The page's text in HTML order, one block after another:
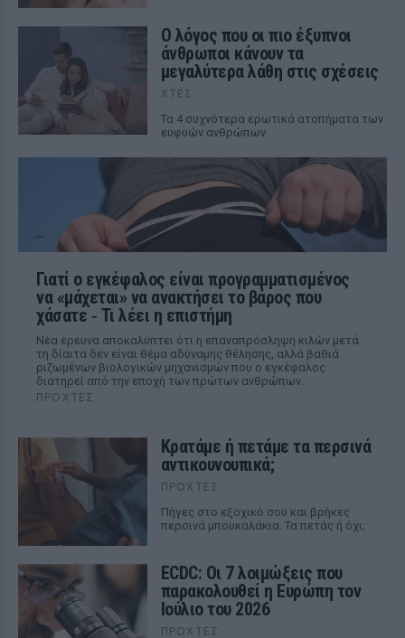
Ο λόγος που οι πιο έξυπνοι
άνθρωποι κάνουν τα
μεγαλύτερα λάθη στις σχέσεις
ΧΤΕΣ
Τα 4 συχνότερα ερωτικά ατοπήματα των
ευφυών ανθρώπων
Γιατί ο εγκέφαλος είναι προγραμματισμένος
να «μάχεται» να ανακτήσει το βάρος που
χάσατε ‑ Τι λέει η επιστήμη
Νέα έρευνα αποκαλύπτει ότι η επαναπρόσληψη κιλών μετά
τη δίαιτα δεν είναι θέμα αδύναμης θέλησης, αλλά βαθιά
ριζωμένων βιολογικών μηχανισμών που ο εγκέφαλος
διατηρεί από την εποχή των πρώτων ανθρώπων.
ΠΡΟΧΤΈΣ
Κρατάμε ή πετάμε τα περσινά
αντικουνουπικά;
ΠΡΟΧΤΈΣ
Πήγες στο εξοχικό σου και βρήκες
περσινά μπουκαλάκια. Τα πετάς ή όχι;
ECDC: Οι 7 λοιμώξεις που
παρακολουθεί η Ευρώπη τον
Ιούλιο του 2026
ΠΡΟΧΤΈΣ